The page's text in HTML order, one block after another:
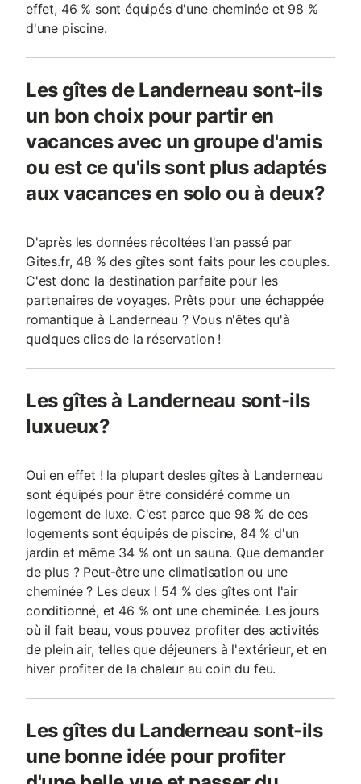
effet, 46 % sont équipés d'une cheminée et 98 %
d'une piscine.
Les gîtes de Landerneau sont-ils
un bon choix pour partir en
vacances avec un groupe d'amis
ou est ce qu'ils sont plus adaptés
aux vacances en solo ou à deux?
D'après les données récoltées l'an passé par
Gites.fr, 48 % des gîtes sont faits pour les couples.
C'est donc la destination parfaite pour les
partenaires de voyages. Prêts pour une échappée
romantique à Landerneau ? Vous n'êtes qu'à
quelques clics de la réservation !
Les gîtes à Landerneau sont-ils
luxueux?
Oui en effet ! la plupart desles gîtes à Landerneau
sont équipés pour être considéré comme un
logement de luxe. C'est parce que 98 % de ces
logements sont équipés de piscine, 84 % d'un
jardin et même 34 % ont un sauna. Que demander
de plus ? Peut-être une climatisation ou une
cheminée ? Les deux ! 54 % des gîtes ont l'air
conditionné, et 46 % ont une cheminée. Les jours
où il fait beau, vous pouvez profiter des activités
de plein air, telles que déjeuners à l'extérieur, et en
hiver profiter de la chaleur au coin du feu.
Les gîtes du Landerneau sont-ils
une bonne idée pour profiter